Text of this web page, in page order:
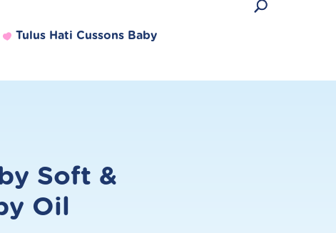
Produk Terlaris
Tulus Hati Cussons Baby
Soft &
Oil